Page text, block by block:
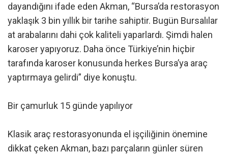
dayandığını ifade eden Akman, “Bursa’da restorasyon
yaklaşık 3 bin yıllık bir tarihe sahiptir. Bugün Bursalılar
at arabalarını dahi çok kaliteli yaparlardı. Şimdi halen
karoser yapıyoruz. Daha önce Türkiye’nin hiçbir
tarafında karoser konusunda herkes Bursa’ya araç
yaptırmaya gelirdi” diye konuştu.
Bir çamurluk 15 günde yapılıyor
Klasik araç restorasyonunda el işçiliğinin önemine
dikkat çeken Akman, bazı parçaların günler süren